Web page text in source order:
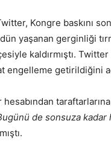
Kongre baskını
dün yaşanan gerginliği
kaldırmıştı.
engelleme getirildiğini
taraftarlarına
de sonsuza kadar